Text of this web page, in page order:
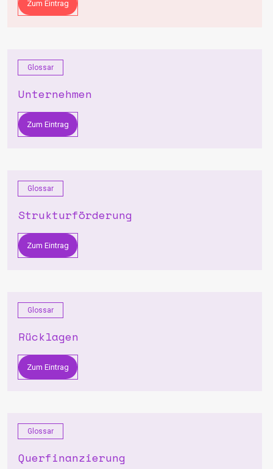
Zum Eintrag
Glossar
Unternehmen
Zum Eintrag
Glossar
Strukturförderung
Zum Eintrag
Glossar
Rücklagen
Zum Eintrag
Glossar
Querfinanzierung